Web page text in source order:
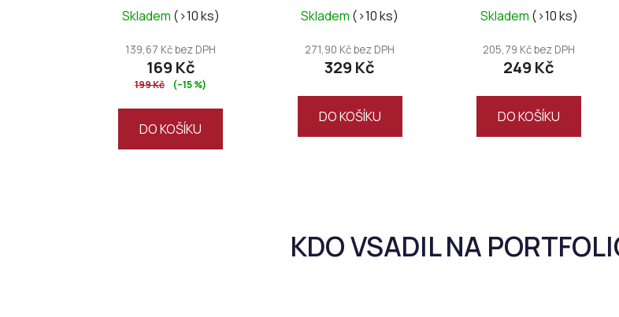
Skladem (>10 ks)
139,67 Kč bez DPH
169 Kč
199 Kč (–15 %)
DO KOŠÍKU
Skladem (>10 ks)
271,90 Kč bez DPH
329 Kč
DO KOŠÍKU
Skladem (>10 ks)
205,79 Kč bez DPH
249 Kč
DO KOŠÍKU